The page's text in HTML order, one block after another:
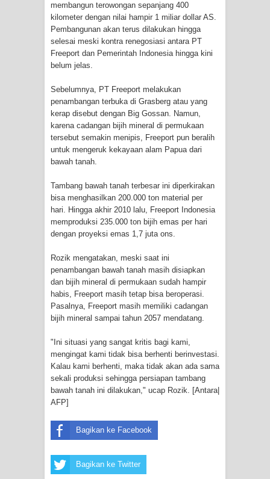
Profil Lengkap Aceh, Provinsi
Istimewa di Ujung Sumatera
Lima Rumah Pribadi Terbakar Di
Gempa M3,3 Guncang Nabire, BMKG
Imbau Waspada Susulan
Mama-Mama Pasar Lama Sentani
Protes Tumpukan Sampah dengan
Menghambur ke Tengah Jalan
Polres Jayapura Terima Laporan
Hilangnya Agustina Ester Bonsapia
Marthen Medlama Sebut Pemprov
Papua Siapkan 1000 Kuota Beasiswa
BRI Region 18 Jayapura Salurkan
Bantuan CSR untuk RS Bhayangkara
Bhayangkara ke-80
Indonesia Turns Remote Papua
membangun terowongan sepanjang 400
kilometer dengan nilai hampir 1 miliar dollar AS.
Pembangunan akan terus dilakukan hingga
selesai meski kontra renegosiasi antara PT
Freeport dan Pemerintah Indonesia hingga kini
belum jelas.
Sebelumnya, PT Freeport melakukan
penambangan terbuka di Grasberg atau yang
kerap disebut dengan Big Gossan. Namun,
karena cadangan bijih mineral di permukaan
tersebut semakin menipis, Freeport pun beralih
untuk mengeruk kekayaan alam Papua dari
bawah tanah.
Tambang bawah tanah terbesar ini diperkirakan
bisa menghasilkan 200.000 ton material per
hari. Hingga akhir 2010 lalu, Freeport Indonesia
memproduksi 235.000 ton bijih emas per hari
dengan proyeksi emas 1,7 juta ons.
Rozik mengatakan, meski saat ini
penambangan bawah tanah masih disiapkan
dan bijih mineral di permukaan sudah hampir
habis, Freeport masih tetap bisa beroperasi.
Pasalnya, Freeport masih memiliki cadangan
bijih mineral sampai tahun 2057 mendatang.
"Ini situasi yang sangat kritis bagi kami,
mengingat kami tidak bisa berhenti berinvestasi.
Kalau kami berhenti, maka tidak akan ada sama
sekali produksi sehingga persiapan tambang
bawah tanah ini dilakukan," ucap Rozik. [Antara|
AFP]
Bagikan ke Facebook
Bagikan ke Twitter